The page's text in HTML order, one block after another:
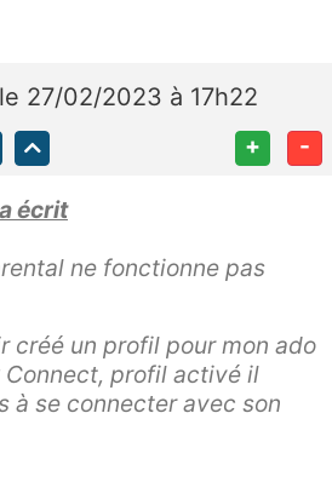
le 27/02/2023 à 17h22
+ -
écrit
ne fonctionne pas
créé un profil pour mon ado
Connect, profil activé il
à se connecter avec son